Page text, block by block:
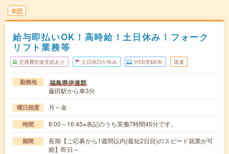
未読
給与即払いOK！高時給！土日休み！フォーク
リフト業務等
交通費別途支給あり 土日祝日が休み WEB登録OK 派遣
勤務地 福島県伊達郡
藤田駅から車3分
曜日頻度 月～金
時間 8:00～16:45※表記のうち実働7時間45分です。
期間
長期【ご応募から1週間以内(最短2日目)のスピード就業が可
能】即日～